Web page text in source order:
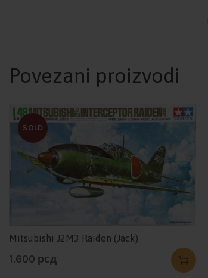
Povezani proizvodi
SOLD
Mitsubishi J2M3 Raiden (Jack)
1.600 рсд